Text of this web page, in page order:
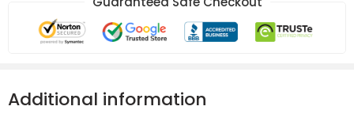
Additional information